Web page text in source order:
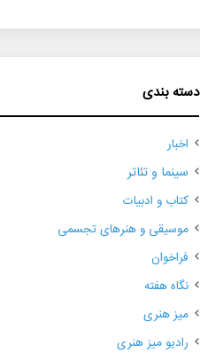
دسته بندی
اخبار
سینما و تئاتر
کتاب و ادبیات
موسیقی و هنرهای تجسمی
فراخوان
نگاه هفته
میز هنری
رادیو میز هنری